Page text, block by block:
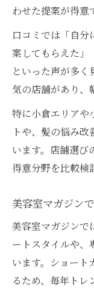
わせた提案が得意
口コミでは「自
案してもらえた」
といった声が多
気の店舗があり、
特に小倉エリアや
トや、髪の悩み
います。店舗選び
得意分野を比較検
美容室マガジン
美容室マガジンで
ートスタイルや、
います。ショート
るため、毎年トレ